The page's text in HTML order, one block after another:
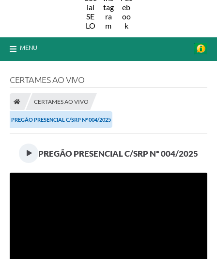
MENU
CERTAMES AO VIVO
CERTAMES AO VIVO
PREGÃO PRESENCIAL C/SRP Nº 004/2025
PREGÃO PRESENCIAL C/SRP Nº 004/2025